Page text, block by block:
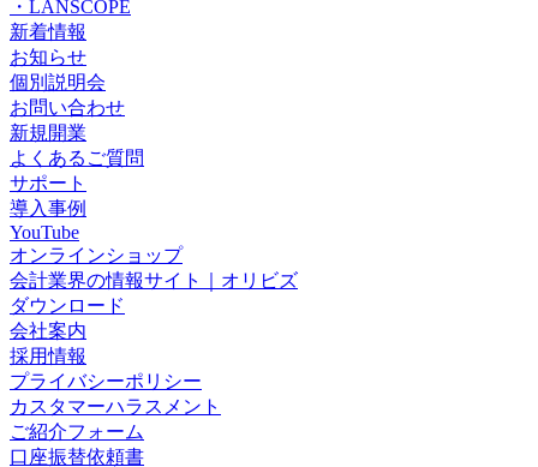
・LANSCOPE
新着情報
お知らせ
個別説明会
お問い合わせ
新規開業
よくあるご質問
サポート
導入事例
YouTube
オンラインショップ
会計業界の情報サイト｜オリビズ
ダウンロード
会社案内
採用情報
プライバシーポリシー
カスタマーハラスメント
ご紹介フォーム
口座振替依頼書